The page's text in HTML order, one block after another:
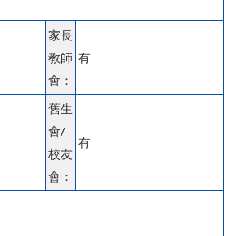
家長
教師
會：
有
舊生
會/
校友
會：
有